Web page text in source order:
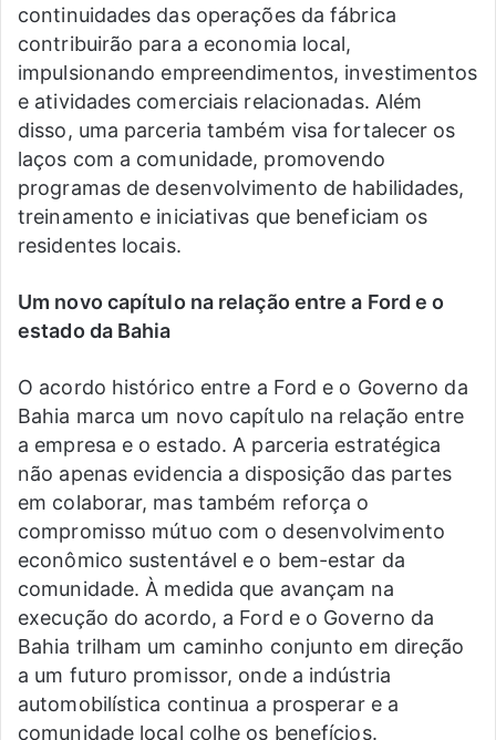
continuidades das operações da fábrica
contribuirão para a economia local,
impulsionando empreendimentos, investimentos
e atividades comerciais relacionadas. Além
disso, uma parceria também visa fortalecer os
laços com a comunidade, promovendo
programas de desenvolvimento de habilidades,
treinamento e iniciativas que beneficiam os
residentes locais.
Um novo capítulo na relação entre a Ford e o
estado da Bahia
O acordo histórico entre a Ford e o Governo da
Bahia marca um novo capítulo na relação entre
a empresa e o estado. A parceria estratégica
não apenas evidencia a disposição das partes
em colaborar, mas também reforça o
compromisso mútuo com o desenvolvimento
econômico sustentável e o bem-estar da
comunidade. À medida que avançam na
execução do acordo, a Ford e o Governo da
Bahia trilham um caminho conjunto em direção
a um futuro promissor, onde a indústria
automobilística continua a prosperar e a
comunidade local colhe os benefícios.